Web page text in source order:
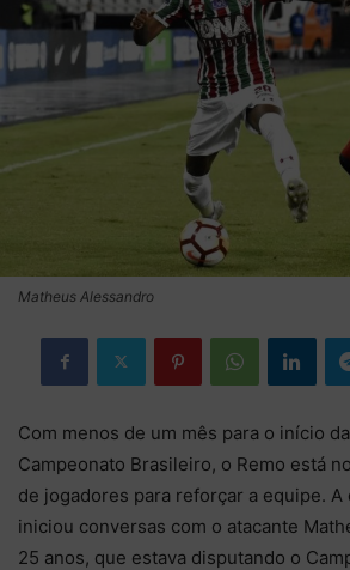
Matheus Alessandro
Com menos de um mês para o início
Campeonato Brasileiro, o Remo está
de jogadores para reforçar a equipe.
iniciou conversas com o atacante
25 anos, que estava disputando o